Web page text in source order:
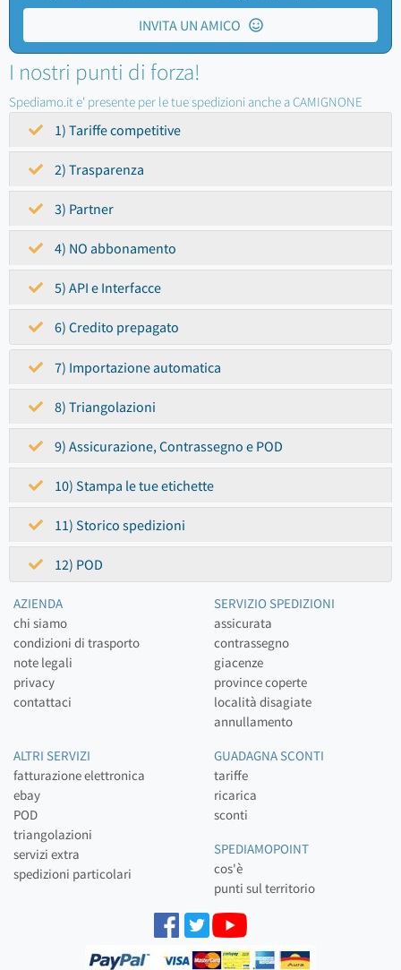
INVITA UN AMICO
I nostri punti di forza!
Spediamo.it e' presente per le tue spedizioni anche a CAMIGNONE
1) Tariffe competitive
2) Trasparenza
3) Partner
4) NO abbonamento
5) API e Interfacce
6) Credito prepagato
7) Importazione automatica
8) Triangolazioni
9) Assicurazione, Contrassegno e POD
10) Stampa le tue etichette
11) Storico spedizioni
12) POD
AZIENDA
chi siamo
condizioni di trasporto
note legali
privacy
contattaci
SERVIZIO SPEDIZIONI
assicurata
contrassegno
giacenze
province coperte
località disagiate
annullamento
ALTRI SERVIZI
fatturazione elettronica
ebay
POD
triangolazioni
servizi extra
spedizioni particolari
GUADAGNA SCONTI
tariffe
ricarica
sconti
SPEDIAMOPOINT
cos'è
punti sul territorio